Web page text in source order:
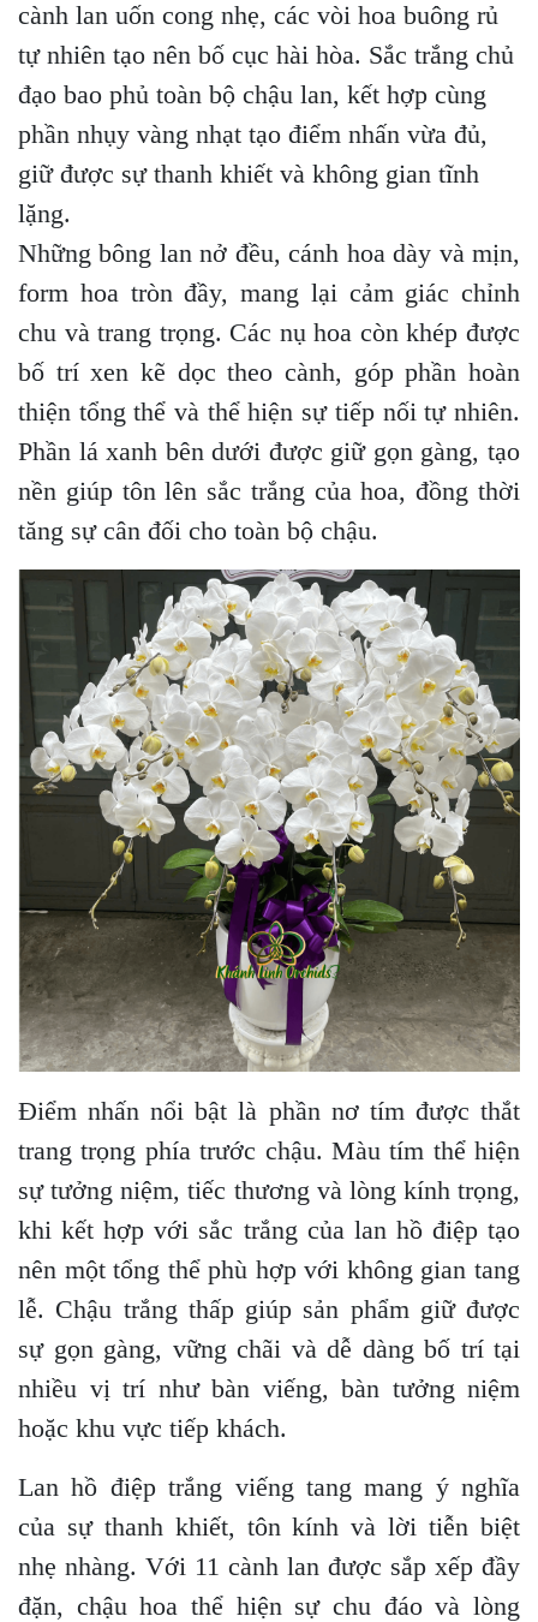
cành lan uốn cong nhẹ, các vòi hoa buông rủ
tự nhiên tạo nên bố cục hài hòa. Sắc trắng chủ
đạo bao phủ toàn bộ chậu lan, kết hợp cùng
phần nhụy vàng nhạt tạo điểm nhấn vừa đủ,
giữ được sự thanh khiết và không gian tĩnh
lặng.
Những bông lan nở đều, cánh hoa dày và mịn,
form hoa tròn đầy, mang lại cảm giác chỉnh
chu và trang trọng. Các nụ hoa còn khép được
bố trí xen kẽ dọc theo cành, góp phần hoàn
thiện tổng thể và thể hiện sự tiếp nối tự nhiên.
Phần lá xanh bên dưới được giữ gọn gàng, tạo
nền giúp tôn lên sắc trắng của hoa, đồng thời
tăng sự cân đối cho toàn bộ chậu.
Điểm nhấn nổi bật là phần nơ tím được thắt
trang trọng phía trước chậu. Màu tím thể hiện
sự tưởng niệm, tiếc thương và lòng kính trọng,
khi kết hợp với sắc trắng của lan hồ điệp tạo
nên một tổng thể phù hợp với không gian tang
lễ. Chậu trắng thấp giúp sản phẩm giữ được
sự gọn gàng, vững chãi và dễ dàng bố trí tại
nhiều vị trí như bàn viếng, bàn tưởng niệm
hoặc khu vực tiếp khách.
Lan hồ điệp trắng viếng tang mang ý nghĩa
của sự thanh khiết, tôn kính và lời tiễn biệt
nhẹ nhàng. Với 11 cành lan được sắp xếp đầy
đặn, chậu hoa thể hiện sự chu đáo và lòng